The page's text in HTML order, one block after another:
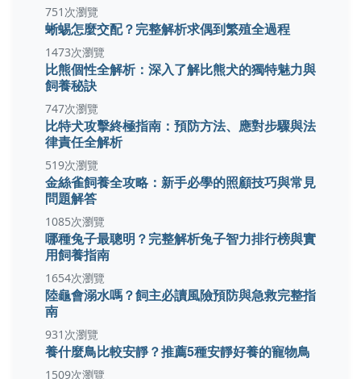
751次瀏覽
蜥蜴怎麼交配？完整解析求偶到繁殖全過程
1473次瀏覽
比熊個性全解析：深入了解比熊犬的獨特魅力與
飼養秘訣
747次瀏覽
比特犬攻擊終極指南：預防方法、應對步驟與法
律責任全解析
519次瀏覽
金絲雀飼養全攻略：新手必學的照顧技巧與常見
問題解答
1085次瀏覽
哪種兔子最聰明？完整解析兔子智力排行榜與實
用飼養指南
1654次瀏覽
陸龜會溺水嗎？飼主必讀風險預防與急救完整指
南
931次瀏覽
養什麼鳥比較安靜？推薦5種安靜好養的寵物鳥
1509次瀏覽